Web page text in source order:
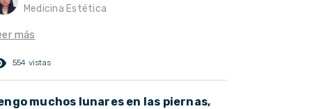
Medicina Estética
más
554 vistas
muchos lunares en las piernas,